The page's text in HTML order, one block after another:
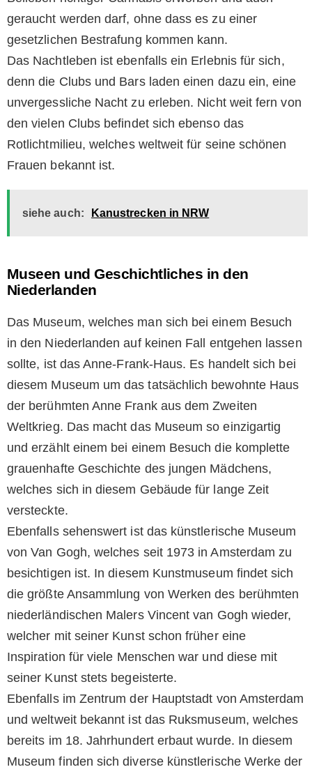
geraucht werden darf, ohne dass es zu einer
gesetzlichen Bestrafung kommen kann.
Das Nachtleben ist ebenfalls ein Erlebnis für sich,
denn die Clubs und Bars laden einen dazu ein, eine
unvergessliche Nacht zu erleben. Nicht weit fern von
den vielen Clubs befindet sich ebenso das
Rotlichtmilieu, welches weltweit für seine schönen
Frauen bekannt ist.
siehe auch: Kanustrecken in NRW
Museen und Geschichtliches in den
Niederlanden
Das Museum, welches man sich bei einem Besuch
in den Niederlanden auf keinen Fall entgehen lassen
sollte, ist das Anne-Frank-Haus. Es handelt sich bei
diesem Museum um das tatsächlich bewohnte Haus
der berühmten Anne Frank aus dem Zweiten
Weltkrieg. Das macht das Museum so einzigartig
und erzählt einem bei einem Besuch die komplette
grauenhafte Geschichte des jungen Mädchens,
welches sich in diesem Gebäude für lange Zeit
versteckte.
Ebenfalls sehenswert ist das künstlerische Museum
von Van Gogh, welches seit 1973 in Amsterdam zu
besichtigen ist. In diesem Kunstmuseum findet sich
die größte Ansammlung von Werken des berühmten
niederländischen Malers Vincent van Gogh wieder,
welcher mit seiner Kunst schon früher eine
Inspiration für viele Menschen war und diese mit
seiner Kunst stets begeisterte.
Ebenfalls im Zentrum der Hauptstadt von Amsterdam
und weltweit bekannt ist das Ruksmuseum, welches
bereits im 18. Jahrhundert erbaut wurde. In diesem
Museum finden sich diverse künstlerische Werke der